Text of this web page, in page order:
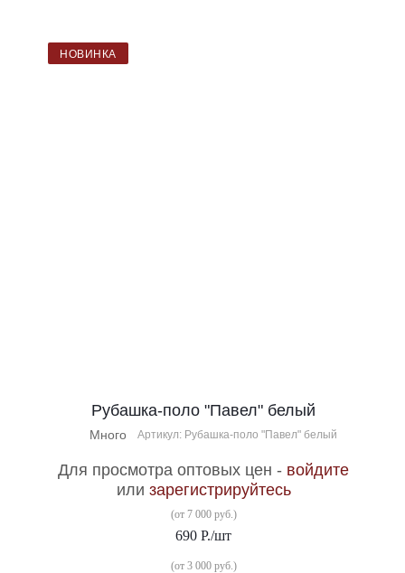
НОВИНКА
Рубашка-поло "Павел" белый
Много Артикул: Рубашка-поло "Павел" белый
Для просмотра оптовых цен - войдите
или зарегистрируйтесь
(от 7 000 руб.)
690 Р./шт
(от 3 000 руб.)